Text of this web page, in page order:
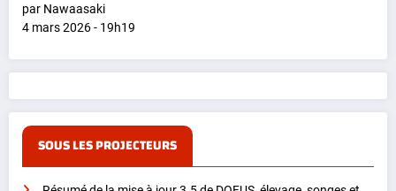
par Nawaasaki
4 mars 2026 - 19h19
SOUS LES PROJECTEURS